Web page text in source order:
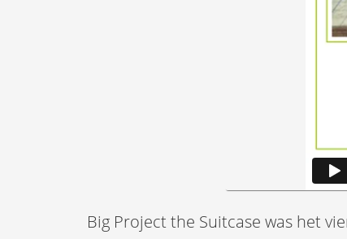
Big Project the Suitcase was het